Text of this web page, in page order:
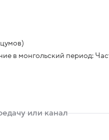
в монгольский период: